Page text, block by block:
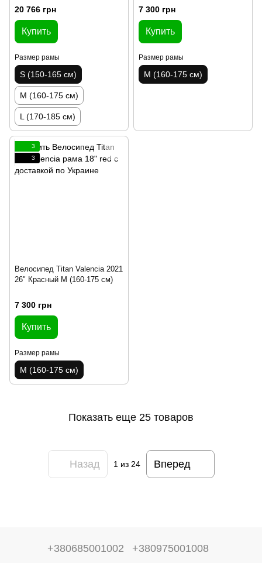
20 766 грн
Купить
Размер рамы
S (150-165 см)
M (160-175 см)
L (170-185 см)
7 300 грн
Купить
Размер рамы
M (160-175 см)
3
3
Велосипед Titan Valencia 2021
26" Красный M (160-175 см)
7 300 грн
Купить
Размер рамы
M (160-175 см)
Показать еще 25 товаров
Назад 1 из 24 Вперед
+380685001002 +380975001008